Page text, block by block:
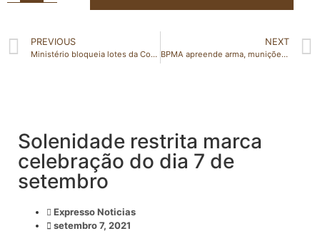
PREVIOUS
Ministério bloqueia lotes da CoronaVac com o uso suspenso pela Anvisa
NEXT
BPMA apreende arma, munições e pássaros em Vila Valério
Solenidade restrita marca
celebração do dia 7 de
setembro
Expresso Noticias
setembro 7, 2021